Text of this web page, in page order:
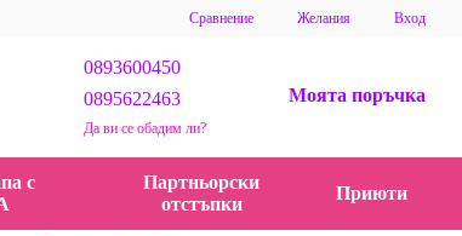
Сравнение Желания Вход
0893600450
0895622463
Да ви се обадим ли?
Моята поръчка
с
Партньорски
отстъпки
Приюти